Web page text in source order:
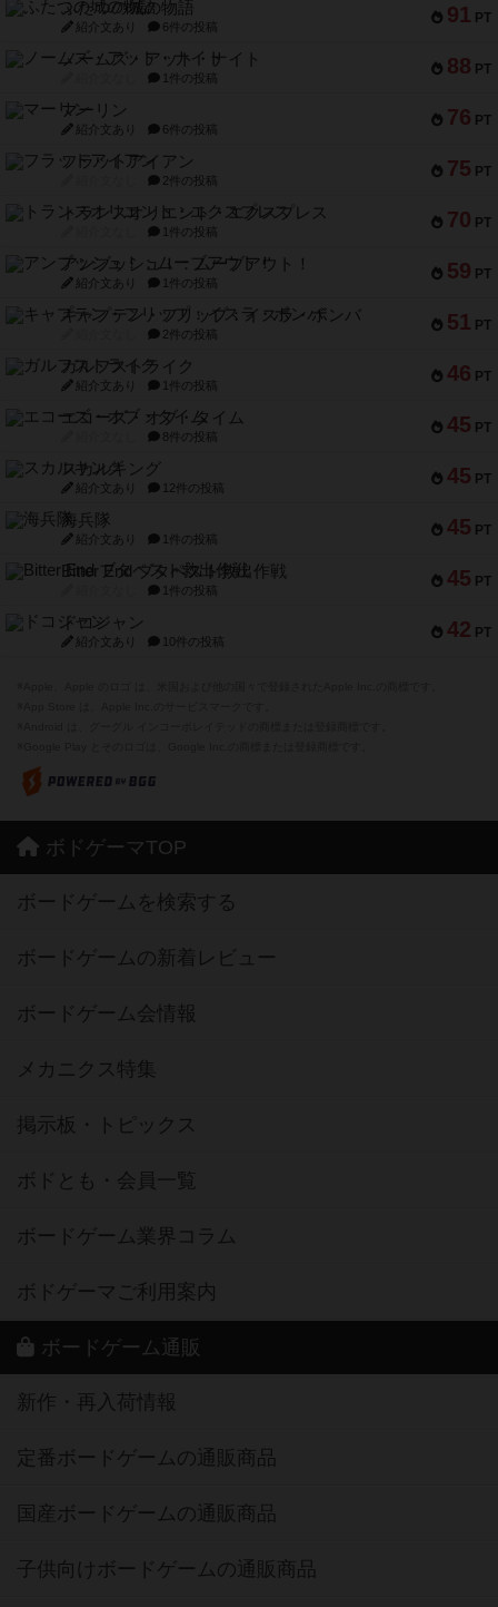
91 PT
ふたつの城の物語
紹介文あり 6件の投稿
88 PT
ノームズ・アット・ナイト
1件の投稿
76 PT
マーリン
紹介文あり 6件の投稿
75 PT
フラットアイアン
2件の投稿
70 PT
トランスオリエント・エクスプレス
1件の投稿
59 PT
アンブッシュ！：ムーブアウト！
紹介文あり 1件の投稿
51 PT
キャプテン・フリップ：イスラ・ボンバ
2件の投稿
46 PT
ガルフストライク
紹介文あり 1件の投稿
45 PT
エコーズ・オブ・タイム
8件の投稿
45 PT
スカルキング
紹介文あり 12件の投稿
45 PT
海兵隊
紹介文あり 1件の投稿
45 PT
Bitter End ブタペスト救出作戦
1件の投稿
42 PT
ドコジャン
紹介文あり 10件の投稿
ボドゲーマTOP
ボードゲームを検索する
ボードゲームの新着レビュー
ボードゲーム会情報
メカニクス特集
掲示板・トピックス
ボドとも・会員一覧
ボードゲーム業界コラム
ボドゲーマご利用案内
ボードゲーム通販
新作・再入荷情報
定番ボードゲームの通販商品
国産ボードゲームの通販商品
子供向けボードゲームの通販商品